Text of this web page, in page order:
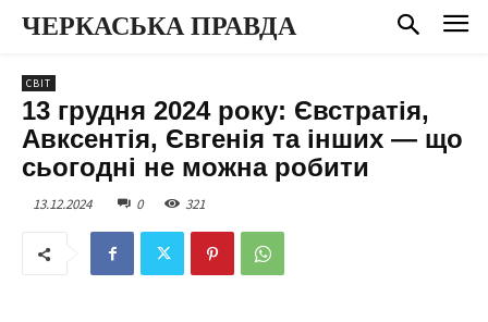
ЧЕРКАСЬКА ПРАВДА
СВІТ
13 грудня 2024 року: Євстратія,
Авксентія, Євгенія та інших — що
сьогодні не можна робити
13.12.2024 0 321